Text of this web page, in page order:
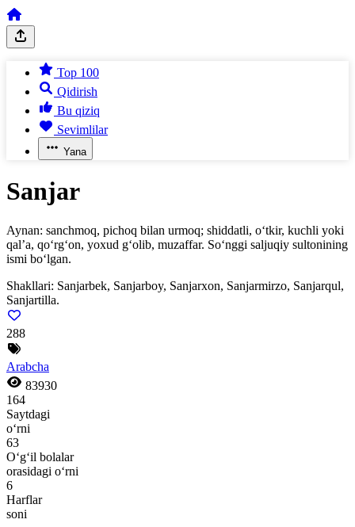
Top 100
Qidirish
Bu qiziq
Sevimlilar
Yana
Sanjar
Aynan: sanchmoq, pichoq bilan urmoq; shiddatli, o‘tkir, kuchli yoki
qal’a, qo‘rg‘on, yoxud g‘olib, muzaffar. So‘nggi saljuqiy sultonining
ismi bo‘lgan.
Shakllari: Sanjarbek, Sanjarboy, Sanjarxon, Sanjarmirzo, Sanjarqul,
Sanjartilla.
288
Arabcha
83930
164
Saytdagi
o‘rni
63
O‘g‘il bolalar
orasidagi o‘rni
6
Harflar
soni